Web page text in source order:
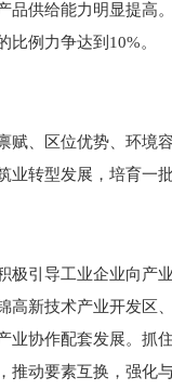
品供给能力明显提高
比例力争达到10%。
、区位优势、环境容
业转型发展，培育一
引导工业企业向产业
高新技术产业开发区
业协作配套发展。抓
推动要素互换，强化